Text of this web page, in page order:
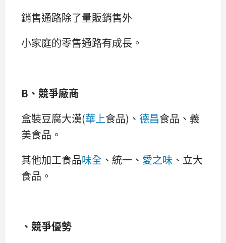
銷售通路除了量販銷售外
小家庭的零售通路有成長。
B、競爭廠商
盒裝豆腐大漢(華上食品)、 德昌食品、義
美食品。
其他加工食品味全 、統一、 愛之味 、立大
食品。
、競爭優勢